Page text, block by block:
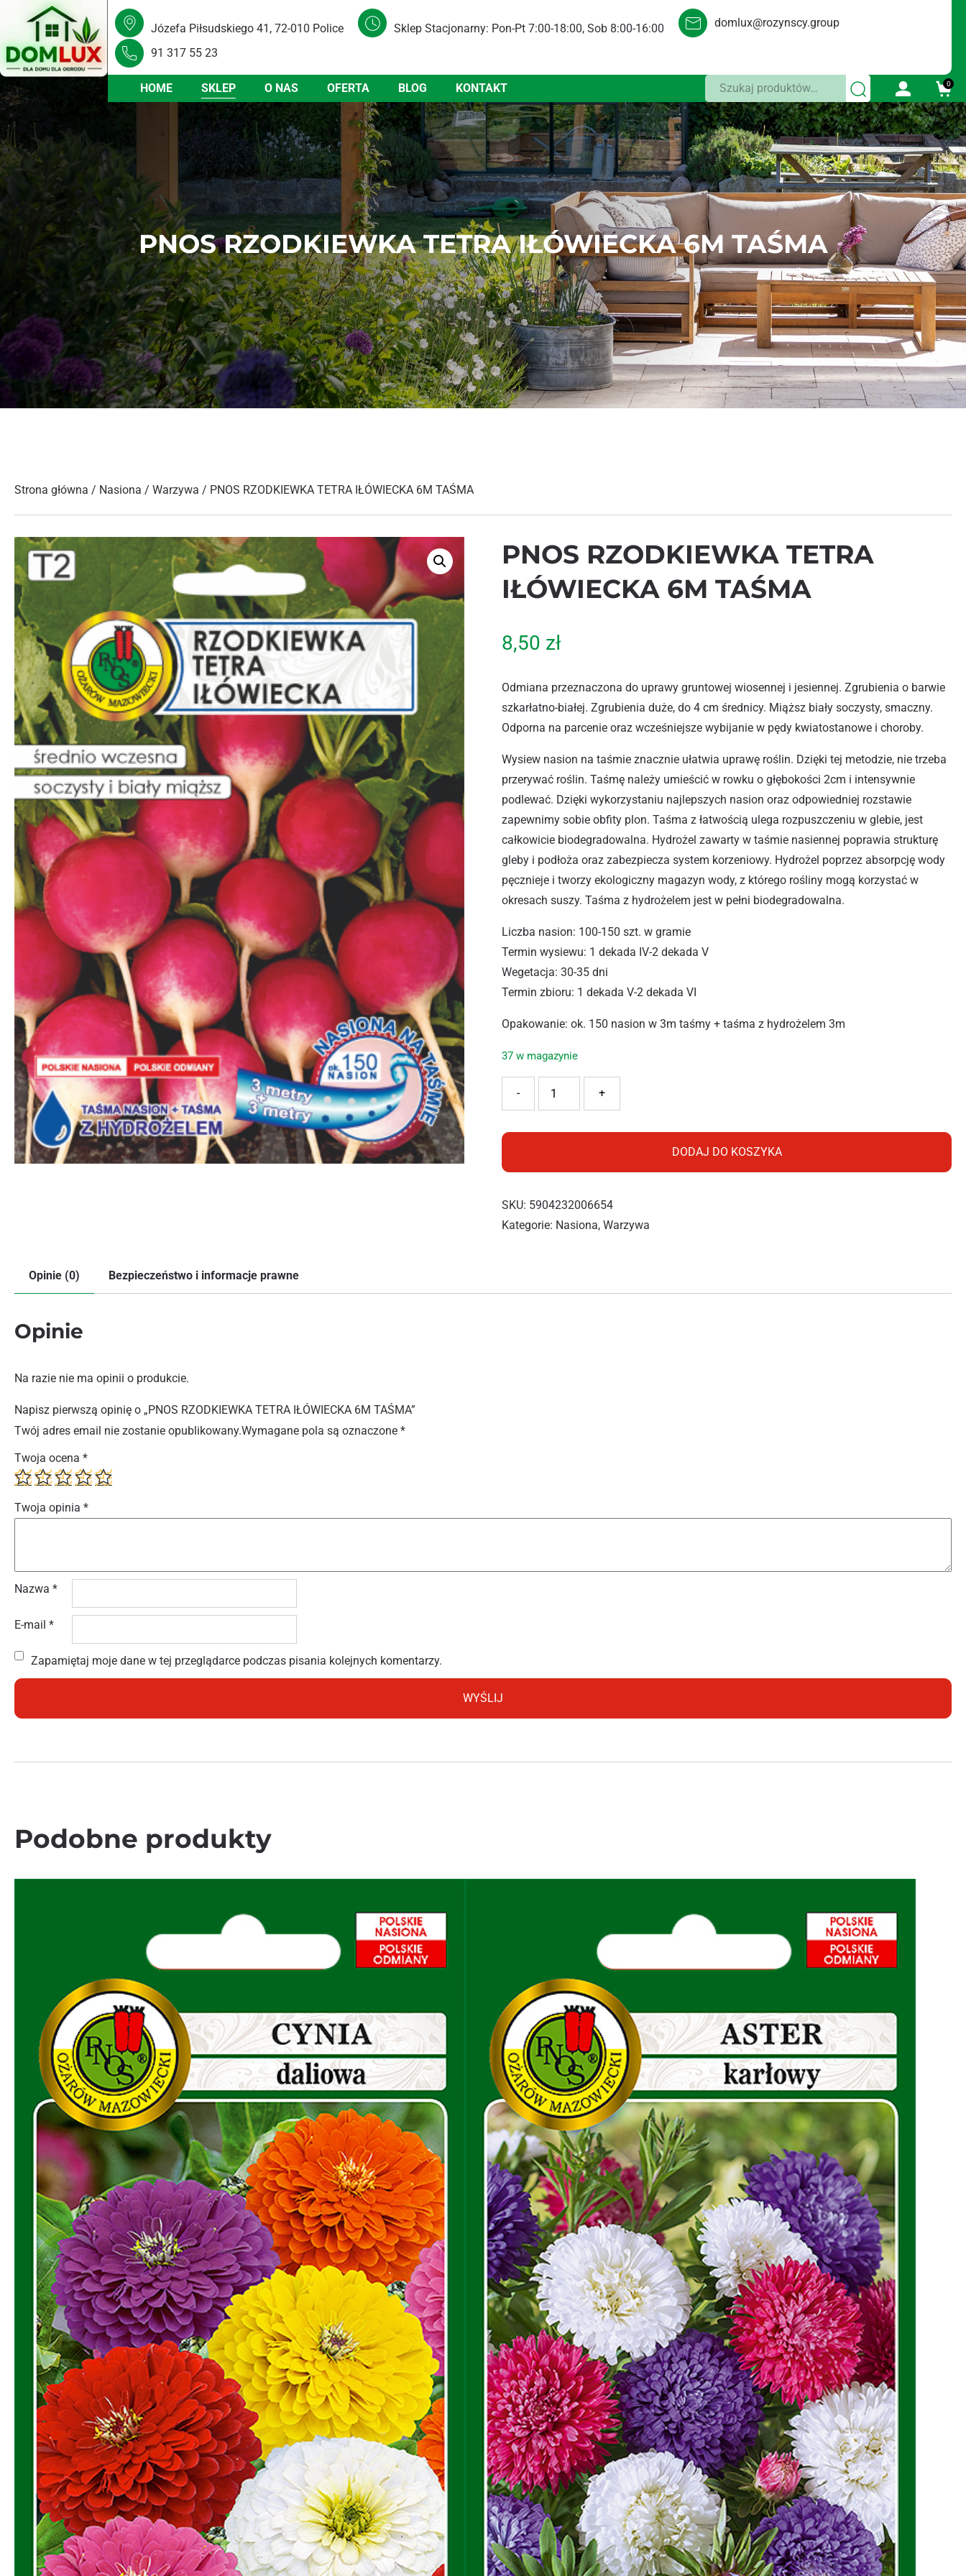
Józefa Piłsudskiego 41, 72-010 Police Sklep Stacjonarny: Pon-Pt 7:00-18:00, Sob 8:00-16:00 domlux@rozynscy.group
91 317 55 23
HOME SKLEP O NAS OFERTA BLOG KONTAKT Szukaj: 0
PNOS RZODKIEWKA TETRA IŁÓWIECKA 6M TAŚMA
Strona główna / Nasiona / Warzywa / PNOS RZODKIEWKA TETRA IŁÓWIECKA 6M TAŚMA
PNOS RZODKIEWKA TETRA
IŁÓWIECKA 6M TAŚMA
8,50 zł
Odmiana przeznaczona do uprawy gruntowej wiosennej i jesiennej. Zgrubienia o barwie
szkarłatno-białej. Zgrubienia duże, do 4 cm średnicy. Miąższ biały soczysty, smaczny.
Odporna na parcenie oraz wcześniejsze wybijanie w pędy kwiatostanowe i choroby.
Wysiew nasion na taśmie znacznie ułatwia uprawę roślin. Dzięki tej metodzie, nie trzeba
przerywać roślin. Taśmę należy umieścić w rowku o głębokości 2cm i intensywnie
podlewać. Dzięki wykorzystaniu najlepszych nasion oraz odpowiedniej rozstawie
zapewnimy sobie obfity plon. Taśma z łatwością ulega rozpuszczeniu w glebie, jest
całkowicie biodegradowalna. Hydrożel zawarty w taśmie nasiennej poprawia strukturę
gleby i podłoża oraz zabezpiecza system korzeniowy. Hydrożel poprzez absorpcję wody
pęcznieje i tworzy ekologiczny magazyn wody, z którego rośliny mogą korzystać w
okresach suszy. Taśma z hydrożelem jest w pełni biodegradowalna.
Liczba nasion: 100-150 szt. w gramie
Termin wysiewu: 1 dekada IV-2 dekada V
Wegetacja: 30-35 dni
Termin zbioru: 1 dekada V-2 dekada VI
Opakowanie: ok. 150 nasion w 3m taśmy + taśma z hydrożelem 3m
37 w magazynie
+
-
DODAJ DO KOSZYKA
SKU: 5904232006654
Kategorie: Nasiona,Warzywa
Opinie (0) Bezpieczeństwo i informacje prawne
Opinie
Na razie nie ma opinii o produkcie.
Napisz pierwszą opinię o „PNOS RZODKIEWKA TETRA IŁÓWIECKA 6M TAŚMA”
Twój adres email nie zostanie opublikowany.Wymagane pola są oznaczone *
Twoja ocena *
Twoja opinia *
Nazwa *
E-mail *
Zapamiętaj moje dane w tej przeglądarce podczas pisania kolejnych komentarzy.
Podobne produkty